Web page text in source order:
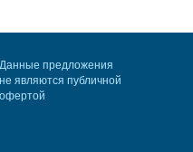
Данные предложения
не являются публичной
офертой